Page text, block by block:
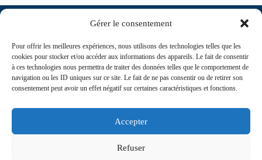
Gérer le consentement
Pour offrir les meilleures expériences, nous utilisons des technologies telles que les
cookies pour stocker et/ou accéder aux informations des appareils. Le fait de consentir
à ces technologies nous permettra de traiter des données telles que le comportement de
navigation ou les ID uniques sur ce site. Le fait de ne pas consentir ou de retirer son
consentement peut avoir un effet négatif sur certaines caractéristiques et fonctions.
Accepter
Refuser
contact@journaldesinfirmiers.fr